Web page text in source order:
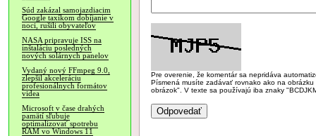
Súd zakázal samojazdiacim
Google taxíkom dobíjanie v
noci, rušili obyvateľov
NASA pripravuje ISS na
inštaláciu posledných
nových solárnych panelov
Vydaný nový FFmpeg 9.0,
zlepšil akceleráciu
profesionálnych formátov
videa
Microsoft v čase drahých
pamätí sľubuje
optimalizovať spotrebu
RAM vo Windows 11
Pre overenie, že komentár sa nepridáva
Písmená musíte zadávať rovnako ako na
obrázok". V texte sa používajú iba znaky